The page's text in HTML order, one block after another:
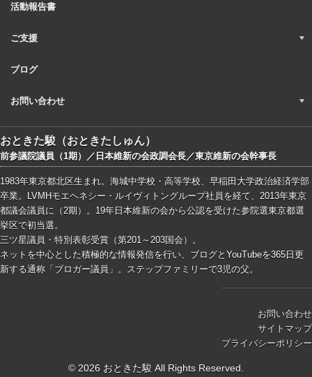
活動報告書
ご支援
ブログ
お問い合わせ
おときた駿（おときたしゅん）
前参議院議員（1期）／日本維新の会政調会長／東京維新の会幹事長
1983年東京都北区生まれ。海城中学校・高等学校、早稲田大学政治経済学部
卒業。LVMHモエヘネシー・ルイヴィトングループ社員を経て、2013年東京
都議会議員に（2期）。19年日本維新の会から公認を受けた参院選東京都選
挙区で初当選。
三ツ星議員・特別表彰受賞（第201～203国会）。
ネットを中心とした積極的な情報発信を行い、ブログとYouTubeを365日更
新する通称「ブロガー議員」。ステップファミリーで3児の父。
お問い合わせ
サイトマップ
プライバシーポリシー
© 2026 おときた駿 All Rights Reserved.